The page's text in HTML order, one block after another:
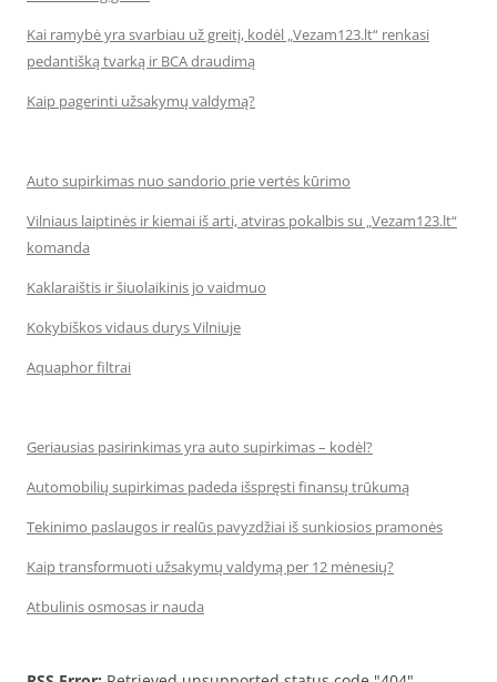
Kai ramybė yra svarbiau už greitį, kodėl „Vezam123.lt“ renkasi
pedantišką tvarką ir BCA draudimą
Kaip pagerinti užsakymų valdymą?
Auto supirkimas nuo sandorio prie vertės kūrimo
Vilniaus laiptinės ir kiemai iš arti, atviras pokalbis su „Vezam123.lt“
komanda
Kaklaraištis ir šiuolaikinis jo vaidmuo
Kokybiškos vidaus durys Vilniuje
Aquaphor filtrai
Geriausias pasirinkimas yra auto supirkimas – kodėl?
Automobilių supirkimas padeda išspręsti finansų trūkumą
Tekinimo paslaugos ir realūs pavyzdžiai iš sunkiosios pramonės
Kaip transformuoti užsakymų valdymą per 12 mėnesių?
Atbulinis osmosas ir nauda